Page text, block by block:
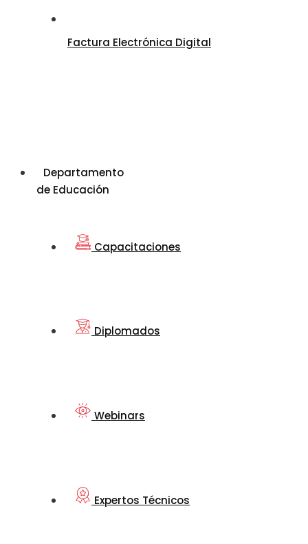
Factura Electrónica Digital
Departamento
de Educación
Capacitaciones
Diplomados
Webinars
Expertos Técnicos